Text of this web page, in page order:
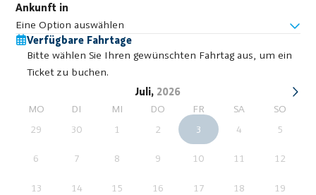
Ankunft in
Eine Option auswählen
Verfügbare Fahrtage
Bitte wählen Sie Ihren gewünschten Fahrtag aus, um ein
Ticket zu buchen.
Juli, 2026
MO
DI MI DO FR SA
SO
29
30 1 2 3 4 5
6 7 8 9 10 11 12
13 14 15 16 17 18 19